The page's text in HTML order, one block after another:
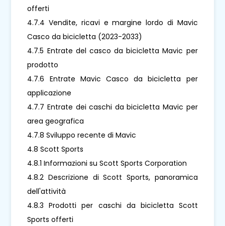
offerti
4.7.4 Vendite, ricavi e margine lordo di Mavic
Casco da bicicletta (2023-2033)
4.7.5 Entrate del casco da bicicletta Mavic per
prodotto
4.7.6 Entrate Mavic Casco da bicicletta per
applicazione
4.7.7 Entrate dei caschi da bicicletta Mavic per
area geografica
4.7.8 Sviluppo recente di Mavic
4.8 Scott Sports
4.8.1 Informazioni su Scott Sports Corporation
4.8.2 Descrizione di Scott Sports, panoramica
dell'attività
4.8.3 Prodotti per caschi da bicicletta Scott
Sports offerti